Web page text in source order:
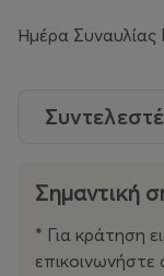
Ημέρα Συναυλίας
Σημαντική
* Για κράτηση